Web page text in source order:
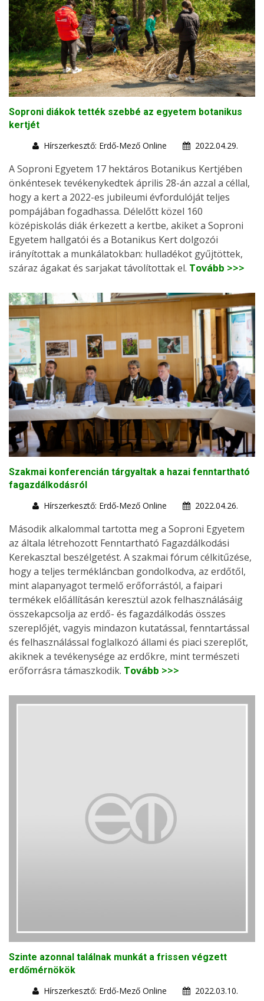
Soproni diákok tették szebbé az egyetem botanikus
kertjét
Hírszerkesztő: Erdő-Mező Online
2022.04.29.
A Soproni Egyetem 17 hektáros Botanikus Kertjében
önkéntesek tevékenykedtek április 28-án azzal a céllal,
hogy a kert a 2022-es jubileumi évfordulóját teljes
pompájában fogadhassa. Délelőtt közel 160
középiskolás diák érkezett a kertbe, akiket a Soproni
Egyetem hallgatói és a Botanikus Kert dolgozói
irányítottak a munkálatokban: hulladékot gyűjtöttek,
száraz ágakat és sarjakat távolítottak el. Tovább >>>
Szakmai konferencián tárgyaltak a hazai fenntartható
fagazdálkodásról
Hírszerkesztő: Erdő-Mező Online
2022.04.26.
Második alkalommal tartotta meg a Soproni Egyetem
az általa létrehozott Fenntartható Fagazdálkodási
Kerekasztal beszélgetést. A szakmai fórum célkitűzése,
hogy a teljes termékláncban gondolkodva, az erdőtől,
mint alapanyagot termelő erőforrástól, a faipari
termékek előállításán keresztül azok felhasználásáig
összekapcsolja az erdő- és fagazdálkodás összes
szereplőjét, vagyis mindazon kutatással, fenntartással
és felhasználással foglalkozó állami és piaci szereplőt,
akiknek a tevékenysége az erdőkre, mint természeti
erőforrásra támaszkodik. Tovább >>>
Szinte azonnal találnak munkát a frissen végzett
erdőmérnökök
Hírszerkesztő: Erdő-Mező Online
2022.03.10.